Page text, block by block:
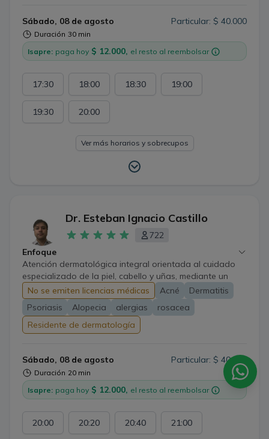
Sábado, 08 de agosto
Duración 30 min
Particular: $ 40.000
Isapre: paga hoy $ 12.000, el resto al reembolsar
17:30 18:00 18:30 19:00
19:30 20:00
Ver más horarios y sobrecupos
Dr. Esteban Ignacio Castillo
722
Enfoque
Atención dermatológica integral orientada al cuidado
especializado de la piel, cabello y uñas, mediante un
enfoque personalizado y actualizado para el manejo de
diversas enfermedades dermatológicas
No se emiten licencias médicas Acné
Dermatitis
Psoriasis
Alopecia alergias
rosacea
Residente de dermatología
Sábado, 08 de agosto
Duración 20 min
Particular: $ 40.000
Isapre: paga hoy $ 12.000, el resto al reembolsar
20:00 20:20 20:40 21:00